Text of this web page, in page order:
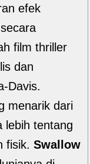
efek
film thriller
dan
Davis.
menarik dari
lebih tentang
fisik. Swallow